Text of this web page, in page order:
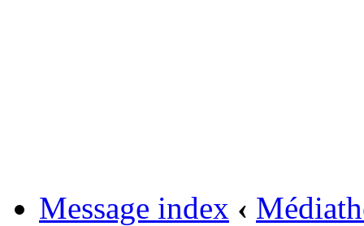
Message index ‹